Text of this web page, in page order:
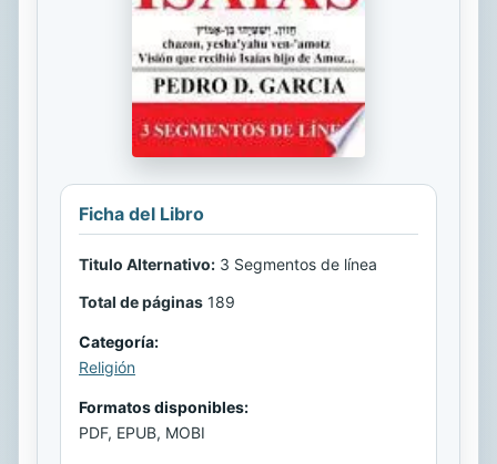
Ficha del Libro
Titulo Alternativo: 3 Segmentos de línea
Total de páginas 189
Categoría:
Religión
Formatos disponibles:
PDF, EPUB, MOBI